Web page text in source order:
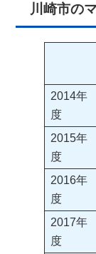
川崎市の
2014年
度
2015年
度
2016年
度
2017年
度